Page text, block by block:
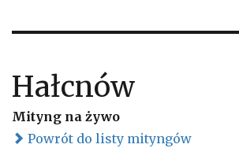
Hałcnów
Mityng na żywo
Powrót do listy mityngów